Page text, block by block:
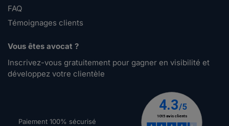
FAQ
Témoignages clients
Vous êtes avocat ?
Inscrivez-vous gratuitement pour gagner en visibilité et
développez votre clientèle
Paiement 100% sécurisé